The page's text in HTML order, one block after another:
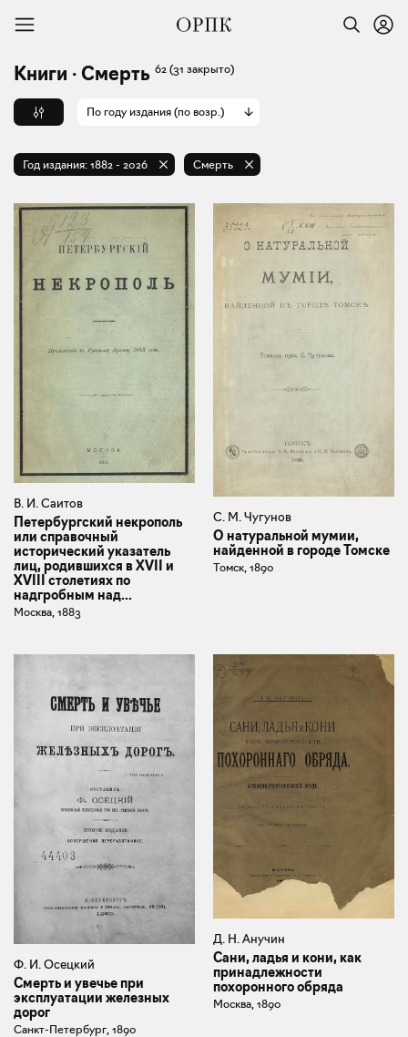
Книги · Смерть 62 (31 закрыто)
По году издания (по возр.)
Год издания: 1882 - 2026 Смерть
В. И. Саитов
Петербургский некрополь
или справочный
исторический указатель
лиц, родившихся в XVII и
XVIII столетиях по
надгробным над...
Москва, 1883
С. М. Чугунов
О натуральной мумии,
найденной в городе Томске
Томск, 1890
Ф. И. Осецкий
Смерть и увечье при
эксплуатации железных
дорог
Санкт-Петербург, 1890
Д. Н. Анучин
Сани, ладья и кони, как
принадлежности
похоронного обряда
Москва, 1890